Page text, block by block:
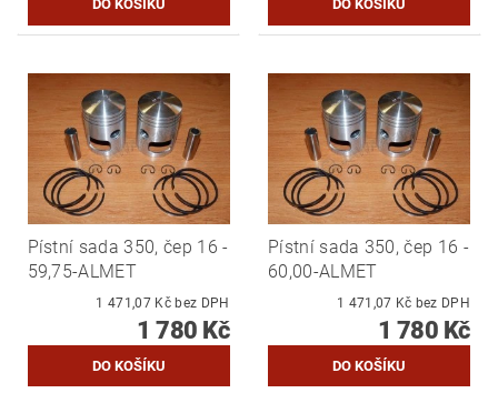
Pístní sada 350, čep 16 -
59,75-ALMET
1 471,07 Kč bez DPH
1 780 Kč
Pístní sada 350, čep 16 -
60,00-ALMET
1 471,07 Kč bez DPH
1 780 Kč